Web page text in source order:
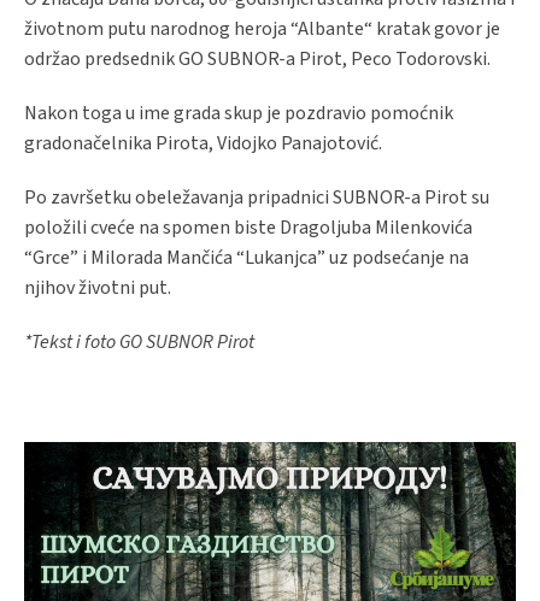
životnom putu narodnog heroja “Albante“ kratak govor je
održao predsednik GO SUBNOR-a Pirot, Peco Todorovski.
Nakon toga u ime grada skup je pozdravio pomoćnik
gradonačelnika Pirota, Vidojko Panajotović.
Po završetku obeležavanja pripadnici SUBNOR-a Pirot su
položili cveće na spomen biste Dragoljuba Milenkovića
“Grce” i Milorada Mančića “Lukanjca” uz podsećanje na
njihov životni put.
*Tekst i foto GO SUBNOR Pirot